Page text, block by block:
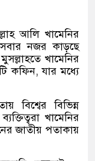
আলি খামেনির
সবার নজর কাড়ছে
খামেনির
কফিন, যার মধ্যে
বিশ্বের বিভিন্ন
খামেনির
জাতীয় পতাকায়